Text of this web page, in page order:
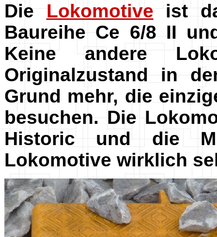
Die Lokomotive ist
Baureihe Ce 6/8 II
Keine andere
Originalzustand in
Grund mehr, die
besuchen. Die
Historic und die
Lokomotive wirklich